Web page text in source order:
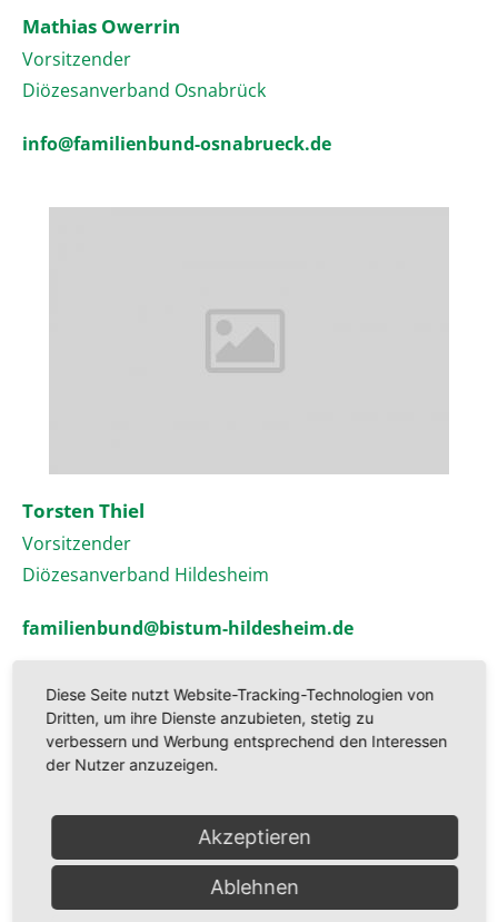
Mathias Owerrin
Vorsitzender
Diözesanverband Osnabrück
info@familienbund-osnabrueck.de
Torsten Thiel
Vorsitzender
Diözesanverband Hildesheim
familienbund@bistum-hildesheim.de
Diese Seite nutzt Website-Tracking-Technologien von
Dritten, um ihre Dienste anzubieten, stetig zu
verbessern und Werbung entsprechend den Interessen
der Nutzer anzuzeigen.
Akzeptieren
Ablehnen